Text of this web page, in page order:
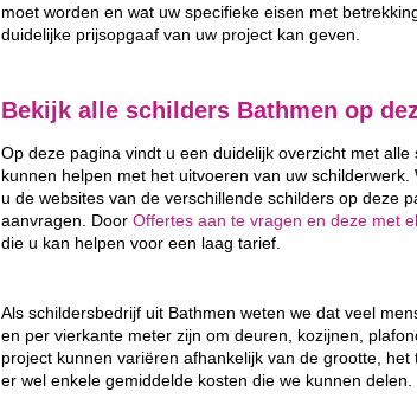
moet worden en wat uw specifieke eisen met
duidelijke prijsopgaaf van uw project kan geven.
Bekijk alle schilders Bathmen op
Op deze pagina vindt u een duidelijk overzicht met
kunnen helpen met het uitvoeren van uw
u de websites van de verschillende schilders op deze
aanvragen. DoorOffertes aan te vragen en deze met
die u kan helpen voor een laag tarief.
Als schildersbedrijf uit Bathmen weten we dat veel
en per vierkante meter zijn om deuren, kozijnen,
project kunnen variëren afhankelijk van de grootte,
er wel enkele gemiddelde kosten die we kunnen delen.